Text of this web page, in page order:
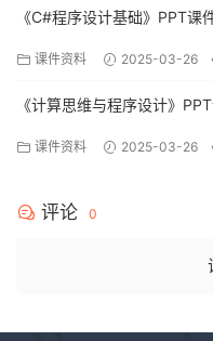
《C#程序设计基础》PPT课
课件资料 2025-03-26
《计算思维与程序设计》
课件资料 2025-03-26
评论 0